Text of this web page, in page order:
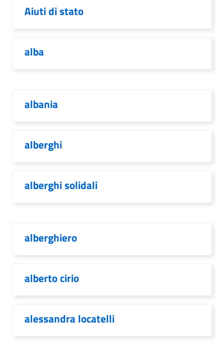
Aiuti di stato
alba
albania
alberghi
alberghi solidali
alberghiero
alberto cirio
alessandra locatelli